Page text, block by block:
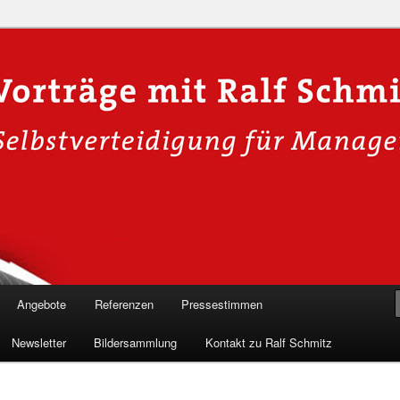
für Hackervorträge &
in die Welt der Cybersicherheit mit Ralf Schmitz. Erleben Sie Live-
& schützen Sie sich effektiv.
Angebote Referenzen Pressestimmen
Newsletter Bildersammlung Kontakt zu Ralf Schmitz